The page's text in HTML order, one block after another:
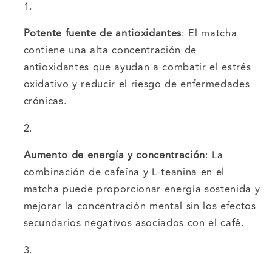
Potente fuente de antioxidantes: El matcha
contiene una alta concentración de
antioxidantes que ayudan a combatir el estrés
oxidativo y reducir el riesgo de enfermedades
crónicas.
Aumento de energía y concentración: La
combinación de cafeína y L-teanina en el
matcha puede proporcionar energía sostenida y
mejorar la concentración mental sin los efectos
secundarios negativos asociados con el café.